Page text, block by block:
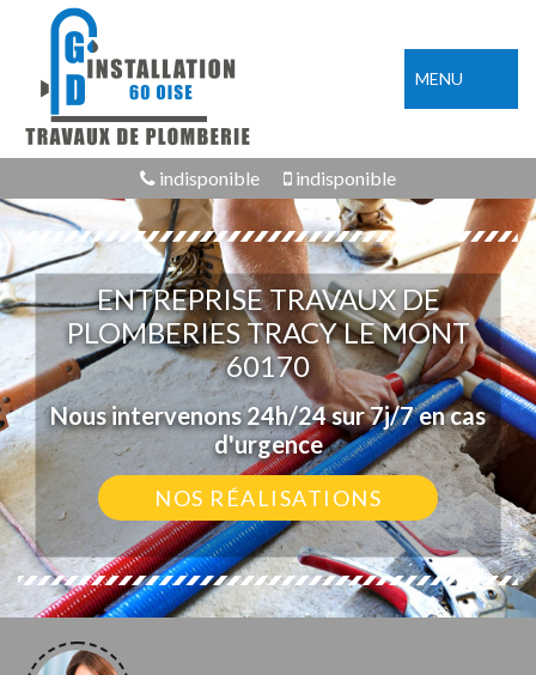
MENU
indisponible indisponible
ENTREPRISE TRAVAUX DE
PLOMBERIES TRACY LE MONT
60170
Nous intervenons 24h/24 sur 7j/7 en cas
d'urgence
NOS RÉALISATIONS